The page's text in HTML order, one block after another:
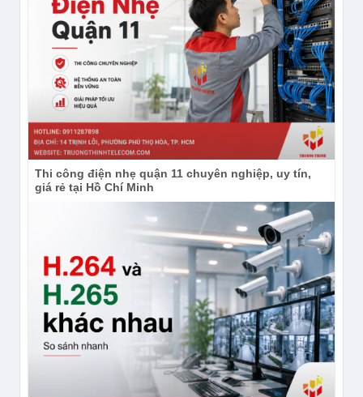
Thi công điện nhẹ quận 11 chuyên nghiệp, uy tín,
giá rẻ tại Hồ Chí Minh